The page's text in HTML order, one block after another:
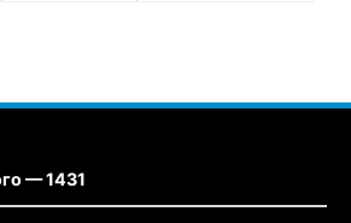
— 1431